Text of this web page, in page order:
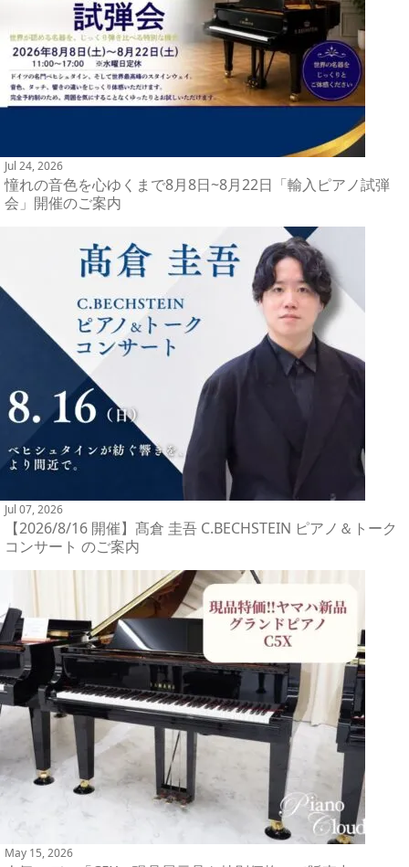
Jul 24, 2026
憧れの音色を心ゆくまで8月8日~8月22日「輸入ピアノ試弾
会」開催のご案内
Jul 07, 2026
【2026/8/16 開催】髙倉 圭吾 C.BECHSTEIN ピアノ＆トーク
コンサート のご案内
May 15, 2026